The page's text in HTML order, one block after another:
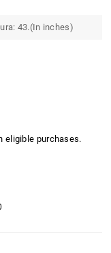
43.(In inches)
eligible purchases.